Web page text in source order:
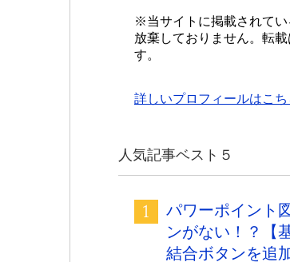
※当サイトに掲載されてい
放棄しておりません。転
す。
詳しいプロフィールはこち
人気記事ベスト５
パワーポイント
ンがない！？【
結合ボタンを追